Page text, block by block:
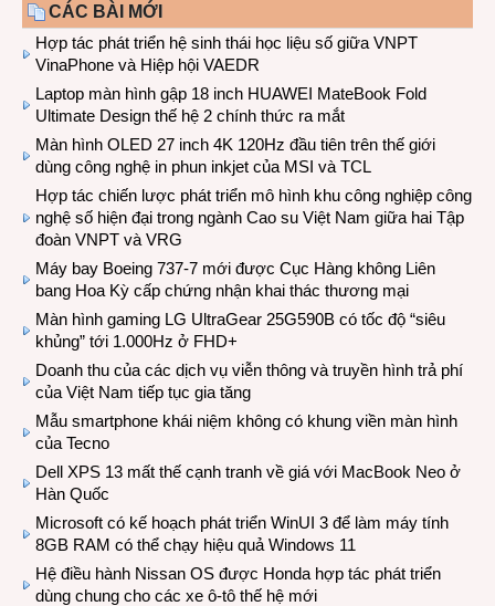
CÁC BÀI MỚI
Hợp tác phát triển hệ sinh thái học liệu số giữa VNPT
VinaPhone và Hiệp hội VAEDR
Laptop màn hình gập 18 inch HUAWEI MateBook Fold
Ultimate Design thế hệ 2 chính thức ra mắt
Màn hình OLED 27 inch 4K 120Hz đầu tiên trên thế giới
dùng công nghệ in phun inkjet của MSI và TCL
Hợp tác chiến lược phát triển mô hình khu công nghiệp công
nghệ số hiện đại trong ngành Cao su Việt Nam giữa hai Tập
đoàn VNPT và VRG
Máy bay Boeing 737-7 mới được Cục Hàng không Liên
bang Hoa Kỳ cấp chứng nhận khai thác thương mại
Màn hình gaming LG UltraGear 25G590B có tốc độ “siêu
khủng” tới 1.000Hz ở FHD+
Doanh thu của các dịch vụ viễn thông và truyền hình trả phí
của Việt Nam tiếp tục gia tăng
Mẫu smartphone khái niệm không có khung viền màn hình
của Tecno
Dell XPS 13 mất thế cạnh tranh về giá với MacBook Neo ở
Hàn Quốc
Microsoft có kế hoạch phát triển WinUI 3 để làm máy tính
8GB RAM có thể chạy hiệu quả Windows 11
Hệ điều hành Nissan OS được Honda hợp tác phát triển
dùng chung cho các xe ô-tô thế hệ mới